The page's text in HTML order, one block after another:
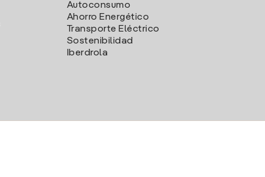
Autoconsumo
Ahorro Energético
Transporte Eléctrico
Sostenibilidad
Iberdrola